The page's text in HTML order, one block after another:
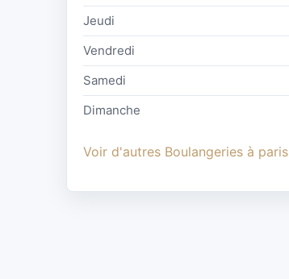
Jeudi
Vendredi
Samedi
Dimanche
Voir d'autres Boulangeries à paris